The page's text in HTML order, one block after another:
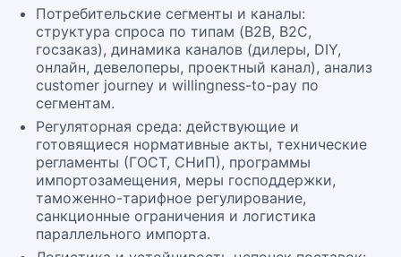
Потребительские сегменты и каналы:
структура спроса по типам (B2B, B2C,
госзаказ), динамика каналов (дилеры, DIY,
онлайн, девелоперы, проектный канал), анализ
customer journey и willingness-to-pay по
сегментам.
Регуляторная среда: действующие и
готовящиеся нормативные акты, технические
регламенты (ГОСТ, СНиП), программы
импортозамещения, меры господдержки,
таможенно-тарифное регулирование,
санкционные ограничения и логистика
параллельного импорта.